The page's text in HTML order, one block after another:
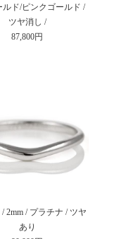
ルド/ピンクゴールド /
ツヤ消し /
87,800円
2mm / プラチナ / ツヤ
あり